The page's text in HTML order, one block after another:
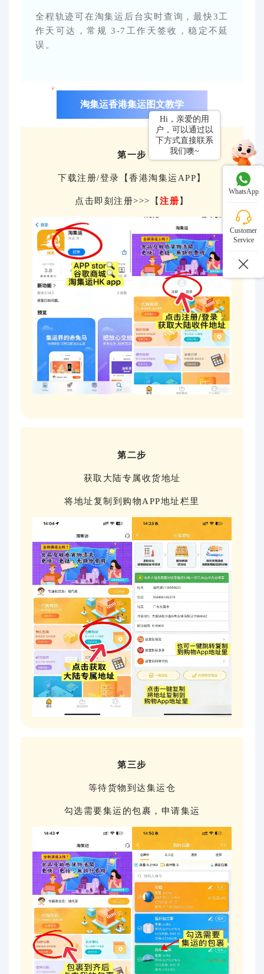
全程轨迹可在淘集运后台实时查询，最快3工
作天可达，常规 3-7工作天签收，稳定不延
误。
淘集运香港集运图文教学
第一步
下载注册/登录【香港淘集运APP】
点击即刻注册>>>【注册 】
第二步
获取大陆专属收货地址
将地址复制到购物APP地址栏里
第三步
等待货物到达集运仓
勾选需要集运的包裹，申请集运
WhatsApp
Customer
Service